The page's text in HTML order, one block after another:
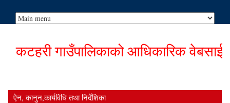
कटहरी गाउँपालिकाको आधिकारिक
ऐन, कानुन,कार्यविधि तथा निर्देशिका